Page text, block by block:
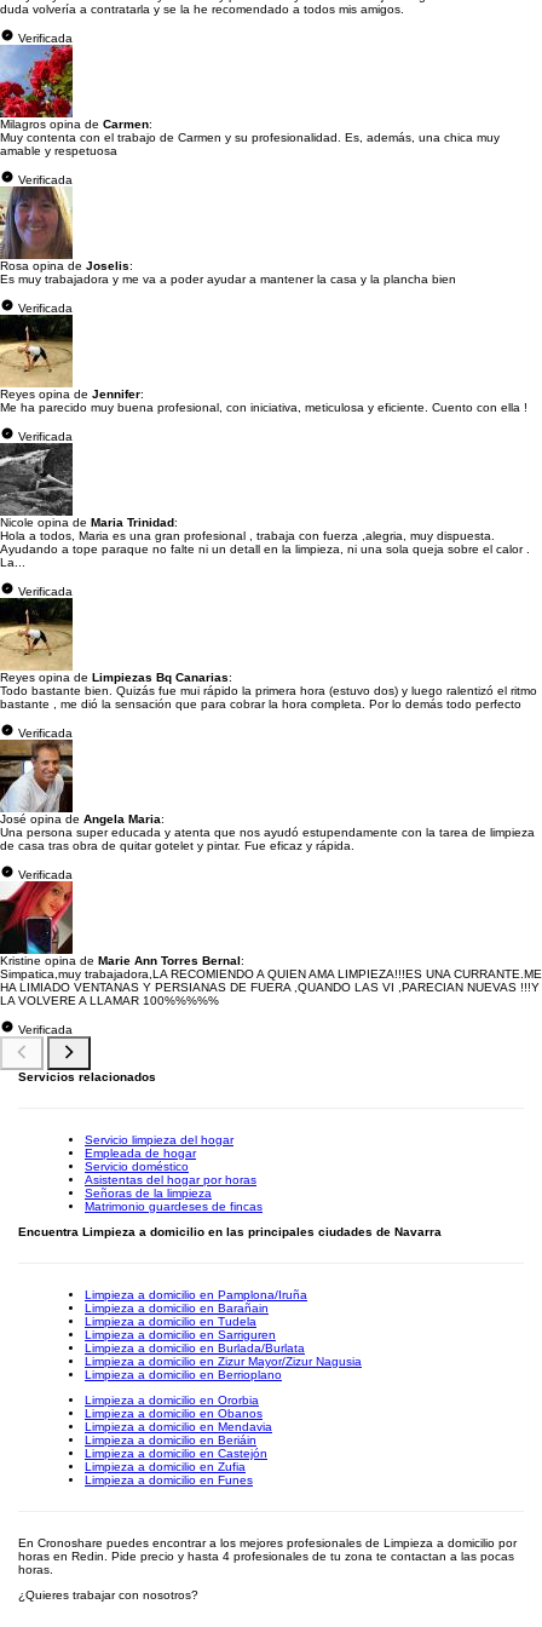
duda volvería a contratarla y se la he recomendado a todos mis amigos.
Verificada
Milagros opina de Carmen:
Muy contenta con el trabajo de Carmen y su profesionalidad. Es, además, una chica muy
amable y respetuosa
Verificada
Rosa opina de Joselis:
Es muy trabajadora y me va a poder ayudar a mantener la casa y la plancha bien
Verificada
Reyes opina de Jennifer:
Me ha parecido muy buena profesional, con iniciativa, meticulosa y eficiente. Cuento con ella !
Verificada
Nicole opina de Maria Trinidad:
Hola a todos, Maria es una gran profesional , trabaja con fuerza ,alegria, muy dispuesta.
Ayudando a tope paraque no falte ni un detall en la limpieza, ni una sola queja sobre el calor .
La...
Verificada
Reyes opina de Limpiezas Bq Canarias:
Todo bastante bien. Quizás fue mui rápido la primera hora (estuvo dos) y luego ralentizó el ritmo
bastante , me dió la sensación que para cobrar la hora completa. Por lo demás todo perfecto
Verificada
José opina de Angela Maria:
Una persona super educada y atenta que nos ayudó estupendamente con la tarea de limpieza
de casa tras obra de quitar gotelet y pintar. Fue eficaz y rápida.
Verificada
Kristine opina de Marie Ann Torres Bernal:
Simpatica,muy trabajadora,LA RECOMIENDO A QUIEN AMA LIMPIEZA!!!ES UNA CURRANTE.ME
HA LIMIADO VENTANAS Y PERSIANAS DE FUERA ,QUANDO LAS VI ,PARECIAN NUEVAS !!!Y
LA VOLVERE A LLAMAR 100%%%%%
Verificada
Servicios relacionados
Servicio limpieza del hogar
Empleada de hogar
Servicio doméstico
Asistentas del hogar por horas
Señoras de la limpieza
Matrimonio guardeses de fincas
Encuentra Limpieza a domicilio en las principales ciudades de Navarra
Limpieza a domicilio en Pamplona/Iruña
Limpieza a domicilio en Barañain
Limpieza a domicilio en Tudela
Limpieza a domicilio en Sarriguren
Limpieza a domicilio en Burlada/Burlata
Limpieza a domicilio en Zizur Mayor/Zizur Nagusia
Limpieza a domicilio en Berrioplano
Limpieza a domicilio en Ororbia
Limpieza a domicilio en Obanos
Limpieza a domicilio en Mendavia
Limpieza a domicilio en Beriáin
Limpieza a domicilio en Castejón
Limpieza a domicilio en Zufia
Limpieza a domicilio en Funes
En Cronoshare puedes encontrar a los mejores profesionales de Limpieza a domicilio por
horas en Redin. Pide precio y hasta 4 profesionales de tu zona te contactan a las pocas
horas.
¿Quieres trabajar con nosotros?